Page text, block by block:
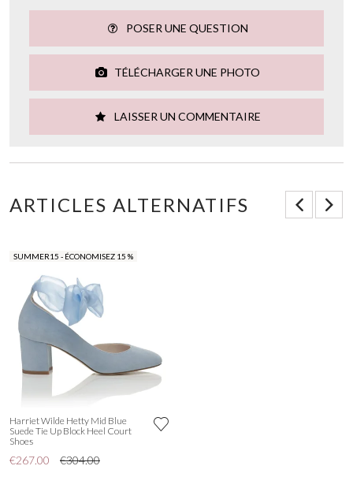
POSER UNE QUESTION
TÉLÉCHARGER UNE PHOTO
LAISSER UN COMMENTAIRE
ARTICLES ALTERNATIFS
SUMMER15 - ÉCONOMISEZ 15 %
Harriet Wilde Hetty Mid Blue
Suede Tie Up Block Heel Court
Shoes
€267.00 €304.00